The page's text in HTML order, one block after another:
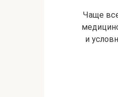
Чаще
и